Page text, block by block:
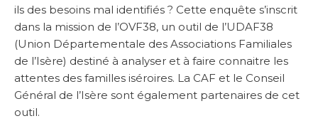
ils des besoins mal identifiés ? Cette enquête s’inscrit
dans la mission de l’OVF38, un outil de l’UDAF38
(Union Départementale des Associations Familiales
de l’Isère) destiné à analyser et à faire connaitre les
attentes des familles iséroires. La CAF et le Conseil
Général de l’Isère sont également partenaires de cet
outil.